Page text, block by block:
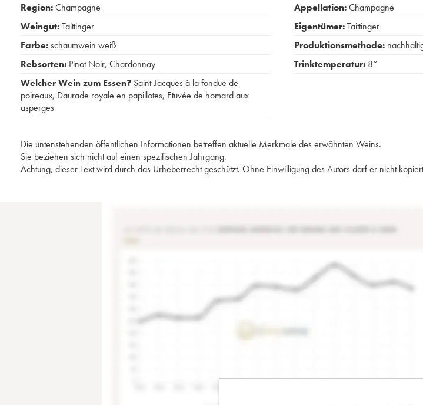
Region:Champagne
Weingut:Taittinger
Farbe:schaumwein weiß
Rebsorten: Pinot Noir, Chardonnay
Welcher Wein zum Essen? Saint-Jacques à la fondue de
poireaux, Daurade royale en papillotes, Etuvée de homard aux
asperges
Appellation:Champagne
Eigentümer:Taittinger
Produktionsmethode:
Trinktemperatur: 8°
Die untenstehenden öffentlichen Informationen betreffen aktuelle Merkmale des erwähnten Weins.
Sie beziehen sich nicht auf einen spezifischen Jahrgang.
Achtung, dieser Text wird durch das Urheberrecht geschützt. Ohne Einwilligung des Autors darf er nicht